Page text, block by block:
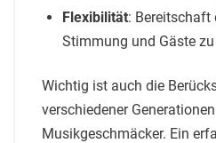
Flexibilität: Bereitschaft
Stimmung und Gäste zu
Wichtig ist auch die
verschiedener
Musikgeschmäcker. Ein